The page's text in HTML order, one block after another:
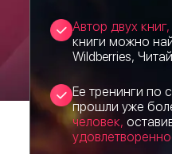
Автор двух книг,
книги можно
Wildberries,
Ее тренинги по
прошли уже
человек,